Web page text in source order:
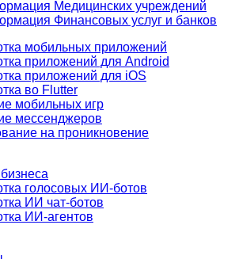
Медицинских учреждений
Финансовых услуг и банков
мобильных приложений
приложений для Android
приложений для iOS
во Flutter
мобильных игр
мессенджеров
на проникновение
голосовых ИИ-ботов
ИИ чат-ботов
ИИ-агентов